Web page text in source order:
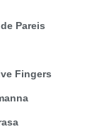
Pareis
Fingers